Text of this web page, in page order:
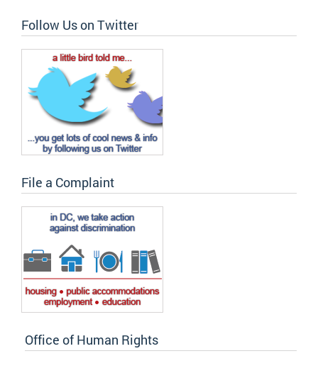
Follow Us on Twitter
File a Complaint
Office of Human Rights